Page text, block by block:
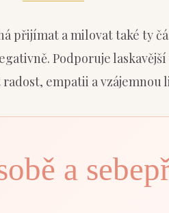
přijímat a milovat také ty
Podporuje
empatii a vzájemnou
a